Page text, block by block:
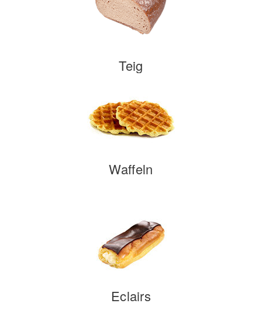
Teig
Waffeln
Eclairs